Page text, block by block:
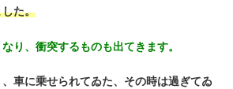
た。
り、衝突するものも出てきます。
車に乗せられてゐた、その時は過ぎてゐ